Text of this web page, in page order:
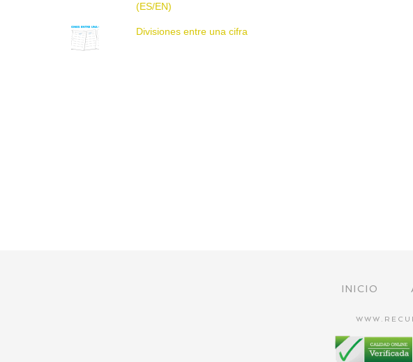
(ES/EN)
Divisiones entre una cifra
INICIO